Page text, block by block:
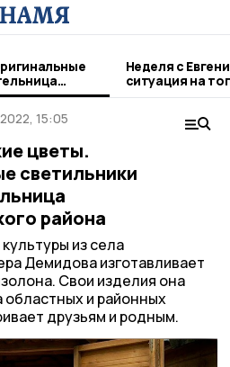
Неделя с
ситуация на
городе и
15:05
цветы.
светильники
района
из села
Демидова изготавливает
Свои изделия она
областных и районных
друзьям и родным.